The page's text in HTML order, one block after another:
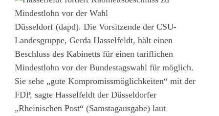
Düsseldorf (dapd). Die Vorsitzende der CSU-
Landesgruppe, Gerda Hasselfeldt, hält einen
Beschluss des Kabinetts für einen tariflichen
Mindestlohn vor der Bundestagswahl für möglich.
Sie sehe „gute Kompromissmöglichkeiten“ mit der
FDP, sagte Hasselfeldt der Düsseldorfer
„Rheinischen Post“ (Samstagausgabe) laut